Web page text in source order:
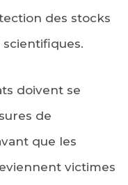
des stocks
scientifiques.
doivent se
de
que les
victimes